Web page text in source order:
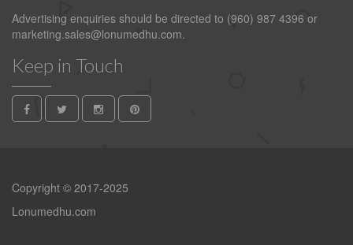
Advertising enquiries should be directed to (960) 987 4396 or
marketing.sales@lonumedhu.com.
Keep in Touch
Copyright © 2017-2025
Lonumedhu.com